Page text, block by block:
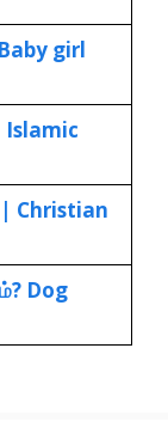
girl
Islamic
| Christian
Dog